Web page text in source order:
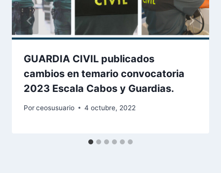
GUARDIA CIVIL publicados
cambios en temario convocatoria
2023 Escala Cabos y Guardias.
Porceosusuario 4 octubre, 2022